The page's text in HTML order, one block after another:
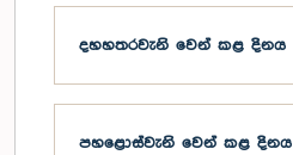
දහහතරවැනි වෙන් කළ දිනය
පහළොස්වැනි වෙන් කළ දිනය